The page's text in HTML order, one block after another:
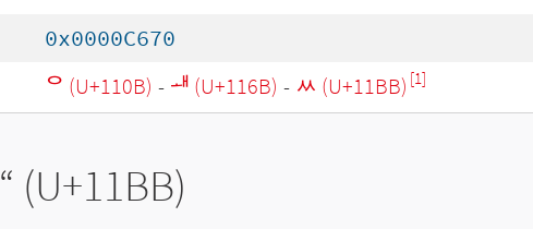
0x0000C670
ᄋ (U+110B) - ᅫ (U+116B) - ᆻ (U+11BB) [1]
“ (U+11BB)